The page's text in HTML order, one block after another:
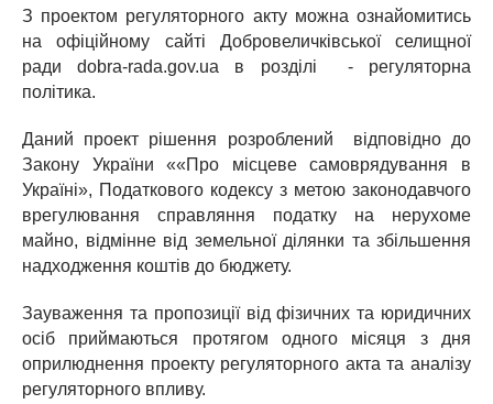
З проектом регуляторного акту можна ознайомитись
на офіційному сайті Добровеличківської селищної
ради dobra-rada.gov.ua в розділі - регуляторна
політика.
Даний проект рішення розроблений відповідно до
Закону України ««Про місцеве самоврядування в
Україні», Податкового кодексу з метою законодавчого
врегулювання справляння податку на нерухоме
майно, відмінне від земельної ділянки та збільшення
надходження коштів до бюджету.
Зауваження та пропозиції від фізичних та юридичних
осіб приймаються протягом одного місяця з дня
оприлюднення проекту регуляторного акта та аналізу
регуляторного впливу.